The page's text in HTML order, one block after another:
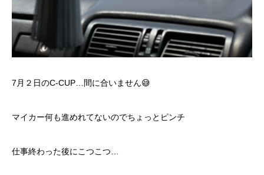
7月２日のC-CUP…間に合いません😅
マイカー何も進めれてないのでちょっとピンチ
仕事終わった後にこつこつ…